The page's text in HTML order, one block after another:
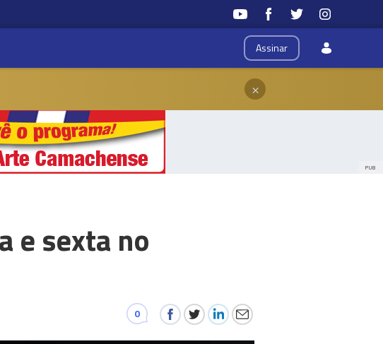
Assinar
×
PUB
e sexta no
0